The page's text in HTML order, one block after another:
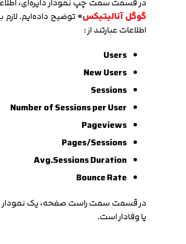
گوگل آنالیتیکس»توضیح داده‌ایم.
اطلاعات عبارتند از :
Users
New Users
Sessions
Number of Sessions per User
Pageviews
Pages/Sessions
Avg.Sessions Duration
Bounce Rate
در قسمت سمت راست صفحه، یک نمودار
یا وفادار است.